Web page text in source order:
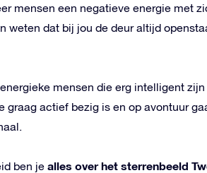
mensen een negatieve energie met
weten dat bij jou de deur altijd
mensen die erg intelligent
graag actief bezig is en op avontuur
ben je alles over het sterrenbeeld